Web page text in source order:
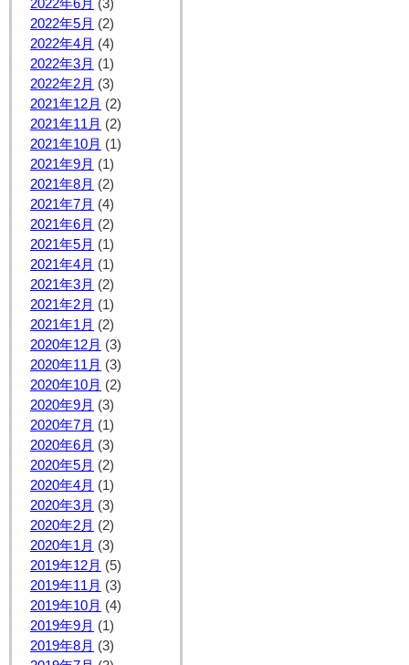
2022年6月 (3)
2022年5月 (2)
2022年4月 (4)
2022年3月 (1)
2022年2月 (3)
2021年12月 (2)
2021年11月 (2)
2021年10月 (1)
2021年9月 (1)
2021年8月 (2)
2021年7月 (4)
2021年6月 (2)
2021年5月 (1)
2021年4月 (1)
2021年3月 (2)
2021年2月 (1)
2021年1月 (2)
2020年12月 (3)
2020年11月 (3)
2020年10月 (2)
2020年9月 (3)
2020年7月 (1)
2020年6月 (3)
2020年5月 (2)
2020年4月 (1)
2020年3月 (3)
2020年2月 (2)
2020年1月 (3)
2019年12月 (5)
2019年11月 (3)
2019年10月 (4)
2019年9月 (1)
2019年8月 (3)